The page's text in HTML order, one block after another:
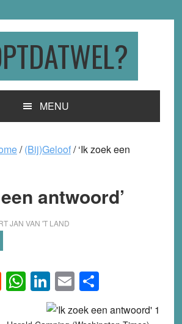
MENU
/ (Bij)Geloof/‘Ik zoek een
antwoord’
JAN VAN 'T LAND
Reddit
WhatsApp
LinkedIn
EmailShare